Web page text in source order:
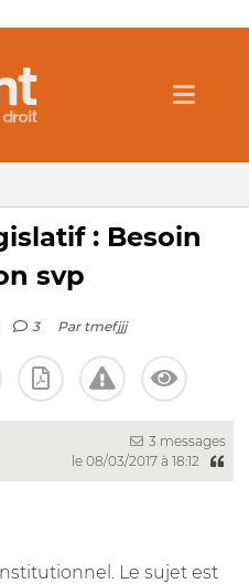
: Besoin
svp
3 Par tmefjjj
3 messages
le 08/03/2017 à 18:12
Le sujet est